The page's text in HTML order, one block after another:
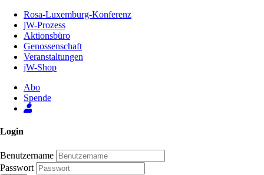
Inhalt
Seite
Rosa-Luxemburg-Konferenz
jW-Prozess
Aktionsbüro
Genossenschaft
Veranstaltungen
jW-Shop
Abo
Spende
Login
Benutzername
Passwort